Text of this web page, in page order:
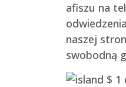
afiszu na
naszej
swobodną